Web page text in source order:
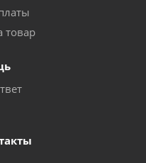
товар